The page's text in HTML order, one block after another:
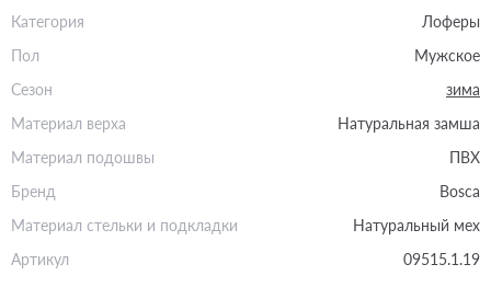
Категория
Лоферы
Пол
Мужское
Сезон
зима
Материал верха
Натуральная замша
Материал подошвы
ПВХ
Бренд
Bosca
Материал стельки и подкладки
Натуральный мех
Артикул
09515.1.19